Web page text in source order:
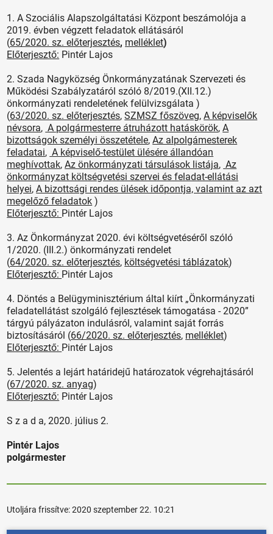
1. A Szociális Alapszolgáltatási Központ beszámolója a
2019. évben végzett feladatok ellátásáról
(65/2020. sz. előterjesztés, melléklet)
Előterjesztő: Pintér Lajos
2. Szada Nagyközség Önkormányzatának Szervezeti és
Működési Szabályzatáról szóló 8/2019.(XII.12.)
önkormányzati rendeletének felülvizsgálata )
(63/2020. sz. előterjesztés,SZMSZ főszöveg,A képviselők
névsora, A polgármesterre átruházott hatáskörök,A
bizottságok személyi összetétele,Az alpolgámesterek
feladatai, A képviselő-testület ülésére állandóan
meghívottak,Az önkormányzati társulások listája, Az
önkormányzat költségvetési szervei és feladat-ellátási
helyei,A bizottsági rendes ülések időpontja, valamint az azt
megelőző feladatok )
Előterjesztő: Pintér Lajos
3. Az Önkormányzat 2020. évi költségvetéséről szóló
1/2020. (III.2.) önkormányzati rendelet
(64/2020. sz. előterjesztés, költségvetési táblázatok)
Előterjesztő: Pintér Lajos
4. Döntés a Belügyminisztérium által kiírt „Önkormányzati
feladatellátást szolgáló fejlesztések támogatása - 2020”
tárgyú pályázaton indulásról, valamint saját forrás
biztosításáról (66/2020. sz. előterjesztés, melléklet)
Előterjesztő: Pintér Lajos
5. Jelentés a lejárt határidejű határozatok végrehajtásáról
(67/2020. sz. anyag)
Előterjesztő: Pintér Lajos
S z a d a, 2020. július 2.
Pintér Lajos
polgármester
Utoljára frissítve:2020 szeptember 22. 10:21